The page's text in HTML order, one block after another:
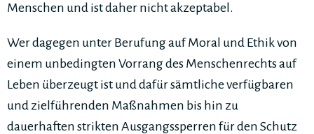
Menschen und ist daher nicht akzeptabel.
Wer dagegen unter Berufung auf Moral und Ethik von
einem unbedingten Vorrang des Menschenrechts auf
Leben überzeugt ist und dafür sämtliche verfügbaren
und zielführenden Maßnahmen bis hin zu
dauerhaften strikten Ausgangssperren für den Schutz